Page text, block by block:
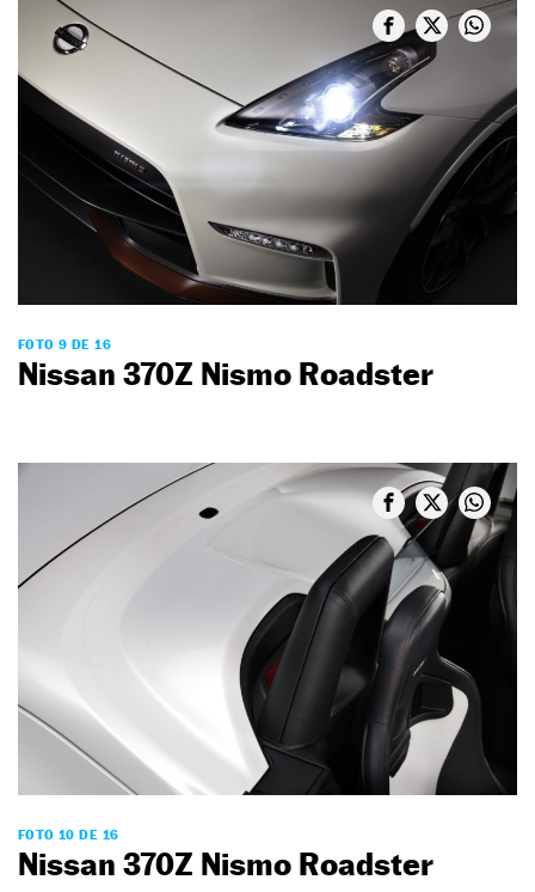
FOTO 9 DE 16
Nissan 370Z Nismo Roadster
FOTO 10 DE 16
Nissan 370Z Nismo Roadster